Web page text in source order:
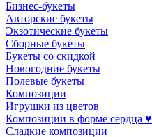
Бизнес-букеты
Авторские букеты
Экзотические букеты
Сборные букеты
Букеты со скидкой
Новогодние букеты
Полевые букеты
Композиции
Игрушки из цветов
Композиции в форме сердца ♥
Сладкие композиции